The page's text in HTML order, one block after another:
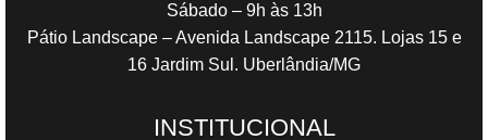
Sábado – 9h às 13h
Pátio Landscape – Avenida Landscape 2115. Lojas 15 e
16 Jardim Sul. Uberlândia/MG
INSTITUCIONAL